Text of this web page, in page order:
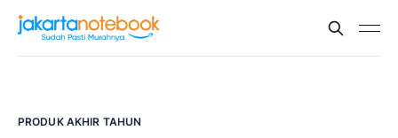
PRODUK AKHIR TAHUN